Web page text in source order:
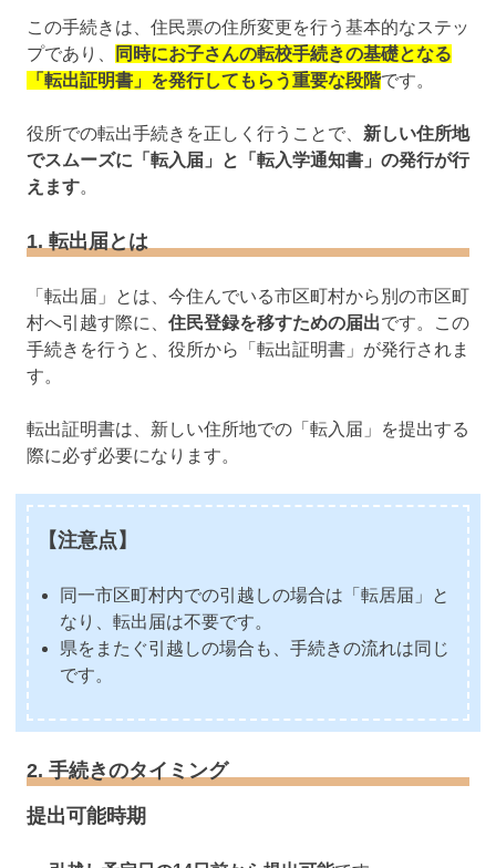
この手続きは、住民票の住所変更を行う基本的なステッ
プであり、
同時にお子さんの転校手続きの基礎となる
「転出証明書」を発行してもらう重要な段階です。
役所での転出手続きを正しく行うことで、 新しい住所地
でスムーズに「転入届」と「転入学通知書」の発行が行
えます。
1. 転出届とは
「転出届」とは、今住んでいる市区町村から別の市区町
村へ引越す際に、 住民登録を移すための届出です。この
手続きを行うと、役所から「転出証明書」が発行されま
す。
転出証明書は、新しい住所地での「転入届」を提出する
際に必ず必要になります。
【注意点】
同一市区町村内での引越しの場合は「転居届」と
なり、転出届は不要です。
県をまたぐ引越しの場合も、手続きの流れは同じ
です。
2. 手続きのタイミング
提出可能時期